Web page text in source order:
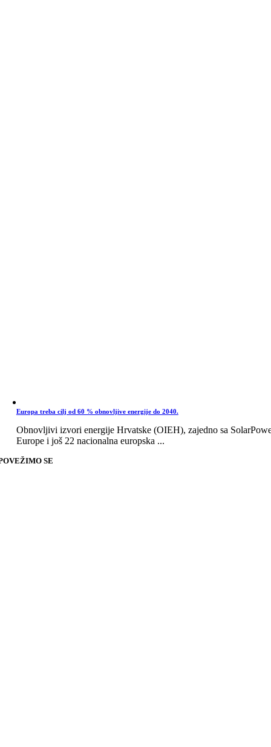
Europa treba cilj od 60 % obnovljive energije do 2040.
Obnovljivi izvori energije Hrvatske (OIEH), zajedno sa
Europe i još 22 nacionalna europska ...
SE